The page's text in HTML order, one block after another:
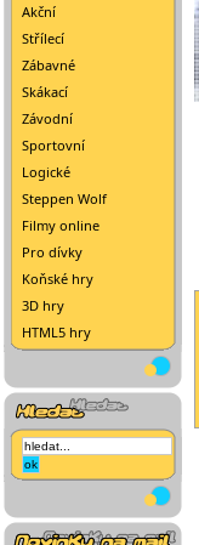
Akční
Střílecí
Zábavné
Skákací
Závodní
Sportovní
Logické
Steppen Wolf
Filmy online
Pro dívky
Koňské hry
3D hry
HTML5 hry